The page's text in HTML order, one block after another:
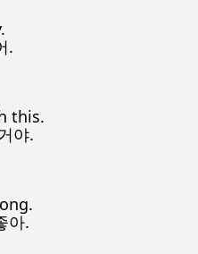
.
this.
야.
아.